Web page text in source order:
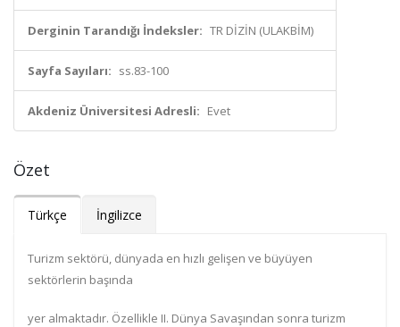
Derginin Tarandığı İndeksler: TR DİZİN (ULAKBİM)
Sayfa Sayıları: ss.83-100
Akdeniz Üniversitesi Adresli: Evet
Özet
Türkçe İngilizce
Turizm sektörü, dünyada en hızlı gelişen ve büyüyen
sektörlerin başında
yer almaktadır. Özellikle II. Dünya Savaşından sonra turizm